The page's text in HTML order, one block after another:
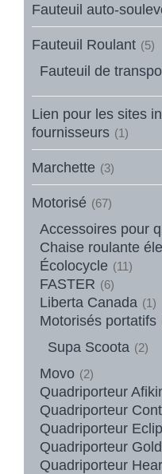
Fauteuil auto-
Fauteuil Roulant (5)
Fauteuil de
Lien pour les sites
fournisseurs (1)
Marchette (3)
Motorisé (67)
Accessoires pour
Chaise roulante
Écolocycle (11)
FASTER (6)
Liberta Canada (1)
Motorisés portatifs
Supa Scoota (2)
Movo (2)
Quadriporteur
Quadriporteur
Quadriporteur
Quadriporteur
Quadriporteur